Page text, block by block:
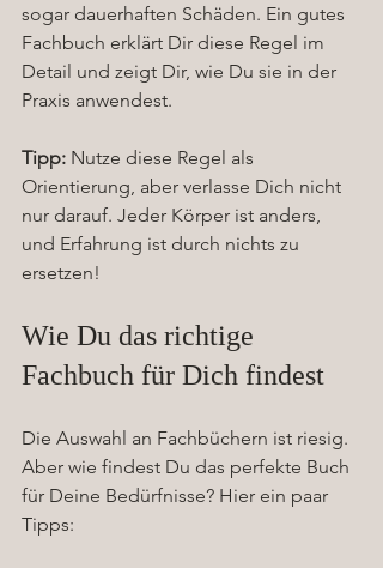
sogar dauerhaften Schäden. Ein gutes
Fachbuch erklärt Dir diese Regel im
Detail und zeigt Dir, wie Du sie in der
Praxis anwendest.
Tipp: Nutze diese Regel als
Orientierung, aber verlasse Dich nicht
nur darauf. Jeder Körper ist anders,
und Erfahrung ist durch nichts zu
ersetzen!
Wie Du das richtige
Fachbuch für Dich findest
Die Auswahl an Fachbüchern ist riesig.
Aber wie findest Du das perfekte Buch
für Deine Bedürfnisse? Hier ein paar
Tipps: